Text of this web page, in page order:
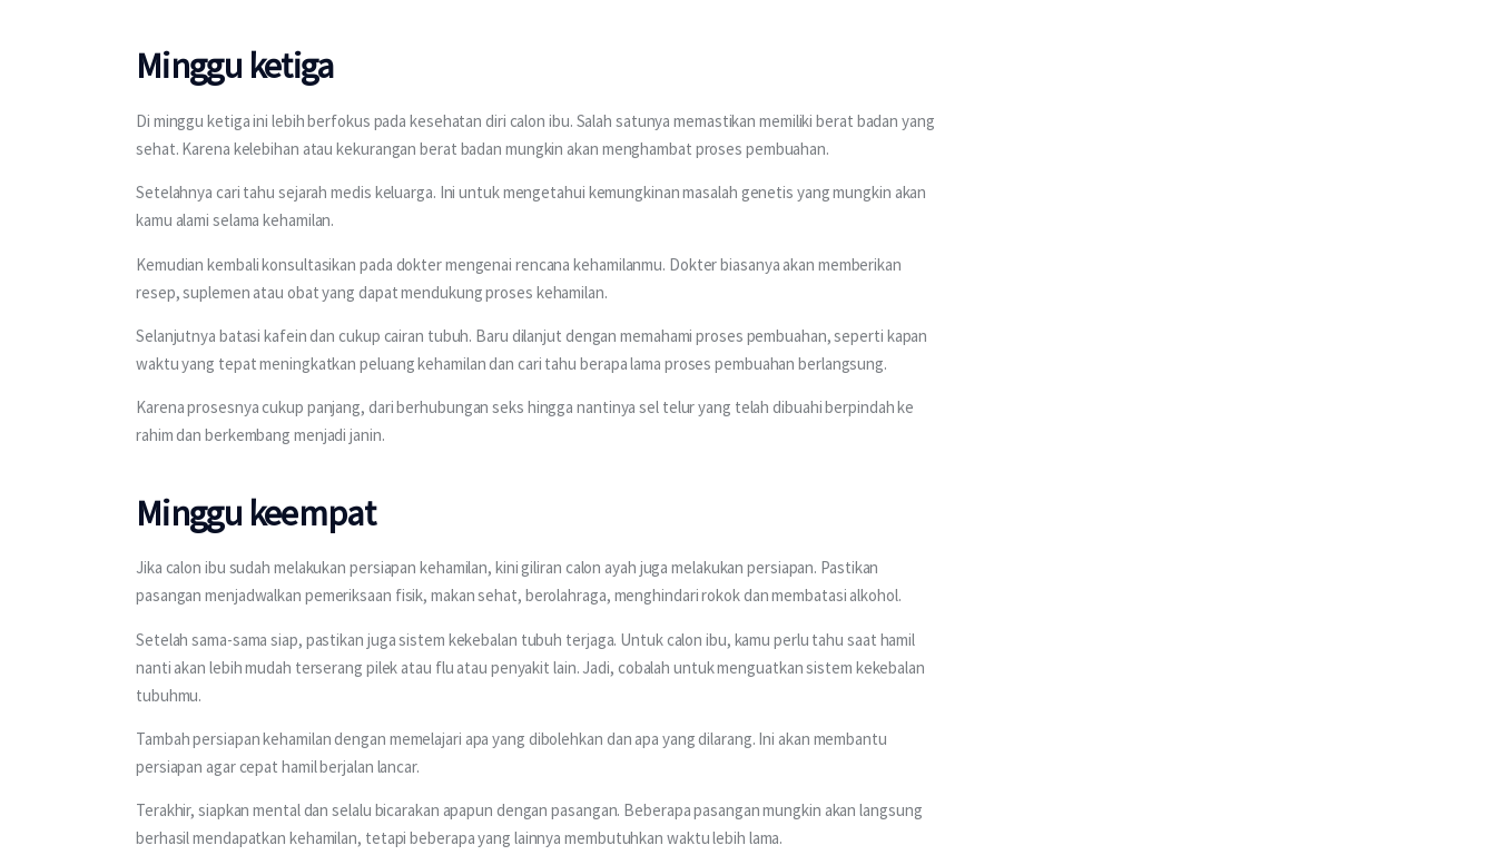
Minggu ketiga
Di minggu ketiga ini lebih berfokus pada kesehatan diri calon ibu. Salah satunya memastikan memiliki berat badan yang
sehat. Karena kelebihan atau kekurangan berat badan mungkin akan menghambat proses pembuahan.
Setelahnya cari tahu sejarah medis keluarga. Ini untuk mengetahui kemungkinan masalah genetis yang mungkin akan
kamu alami selama kehamilan.
Kemudian kembali konsultasikan pada dokter mengenai rencana kehamilanmu. Dokter biasanya akan memberikan
resep, suplemen atau obat yang dapat mendukung proses kehamilan.
Selanjutnya batasi kafein dan cukup cairan tubuh. Baru dilanjut dengan memahami proses pembuahan, seperti kapan
waktu yang tepat meningkatkan peluang kehamilan dan cari tahu berapa lama proses pembuahan berlangsung.
Karena prosesnya cukup panjang, dari berhubungan seks hingga nantinya sel telur yang telah dibuahi berpindah ke
rahim dan berkembang menjadi janin.
Minggu keempat
Jika calon ibu sudah melakukan persiapan kehamilan, kini giliran calon ayah juga melakukan persiapan. Pastikan
pasangan menjadwalkan pemeriksaan fisik, makan sehat, berolahraga, menghindari rokok dan membatasi alkohol.
Setelah sama-sama siap, pastikan juga sistem kekebalan tubuh terjaga. Untuk calon ibu, kamu perlu tahu saat hamil
nanti akan lebih mudah terserang pilek atau flu atau penyakit lain. Jadi, cobalah untuk menguatkan sistem kekebalan
tubuhmu.
Tambah persiapan kehamilan dengan memelajari apa yang dibolehkan dan apa yang dilarang. Ini akan membantu
persiapan agar cepat hamil berjalan lancar.
Terakhir, siapkan mental dan selalu bicarakan apapun dengan pasangan. Beberapa pasangan mungkin akan langsung
berhasil mendapatkan kehamilan, tetapi beberapa yang lainnya membutuhkan waktu lebih lama.